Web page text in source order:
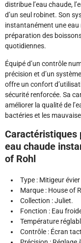
distribue l’eau chaude,
d’un seul robinet. Son
instantanément une eau
préparation des
quotidiennes.
Équipé d’un contrôle
précision et d’un
offre un confort
sécurité renforcée. Sa
améliorer la qualité de
bactéries et les
Caractéristiques
eau chaude
of Rohl
Type : Mitigeur
Marque : House of
Collection : Juliet.
Fonction : Eau
Température
Contrôle : Écran